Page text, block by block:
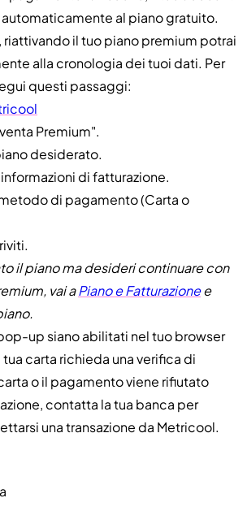
al piano gratuito.
il tuo piano premium potrai
alla cronologia dei tuoi dati. Per
questi passaggi:
Premium".
desiderato.
di fatturazione.
di pagamento (Carta o
il piano ma desideri continuare con
vai aPiano e Fatturazionee
up siano abilitati nel tuo browser
tua carta richieda una verifica di
o il pagamento viene rifiutato
contatta la tua banca per
una transazione da Metricool.